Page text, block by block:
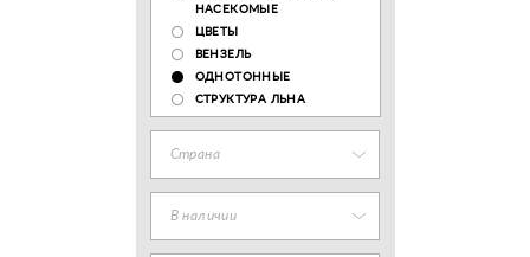
НАСЕКОМЫЕ
ЦВЕТЫ
ВЕНЗЕЛЬ
ОДНОТОННЫЕ
СТРУКТУРА ЛЬНА
Страна
В наличии